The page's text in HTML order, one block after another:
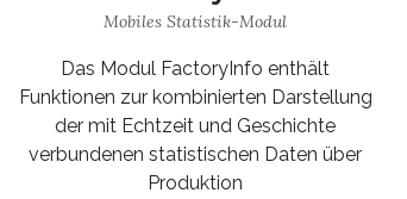
Mobiles Statistik-Modul
Das Modul FactoryInfo enthält
Funktionen zur kombinierten Darstellung
der mit Echtzeit und Geschichte
verbundenen statistischen Daten über
Produktion